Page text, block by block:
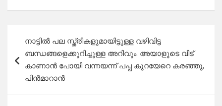
navigation
നാട്ടിൽ പല സ്ത്രീകളുമായിട്ടുള്ള വഴിവിട്ട
ബന്ധങ്ങളെക്കുറിച്ചുള്ള അറിവും. അയാളുടെ വീട്
കാണാൻ പോയി വന്നയന്ന് പപ്പ കുറയേറെ കരഞ്ഞു,
പിൻമാറാൻ